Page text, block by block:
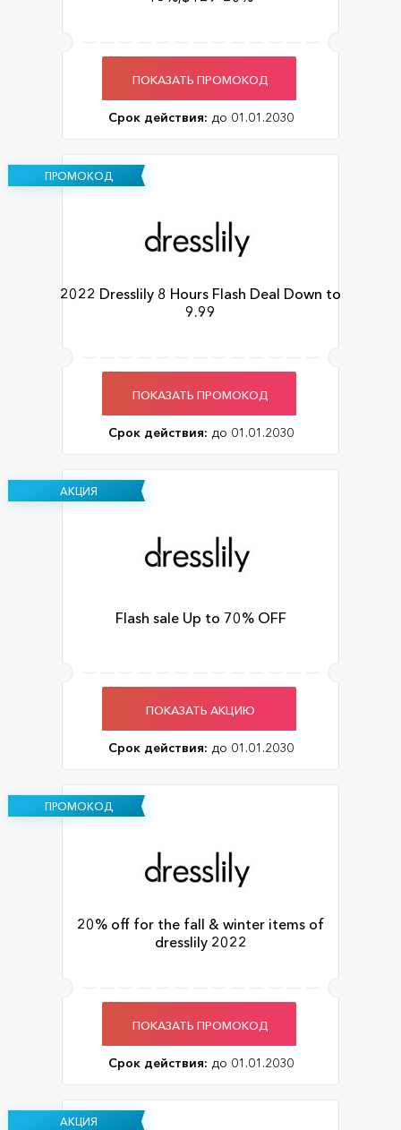
ПОКАЗАТЬ ПРОМОКОД
Срок действия: до 01.01.2030
ПРОМОКОД
2022 Dresslily 8 Hours Flash Deal Down to
9.99
ПОКАЗАТЬ ПРОМОКОД
Срок действия: до 01.01.2030
АКЦИЯ
Flash sale Up to 70% OFF
ПОКАЗАТЬ АКЦИЮ
Срок действия: до 01.01.2030
ПРОМОКОД
20% off for the fall & winter items of
dresslily 2022
ПОКАЗАТЬ ПРОМОКОД
Срок действия: до 01.01.2030
АКЦИЯ